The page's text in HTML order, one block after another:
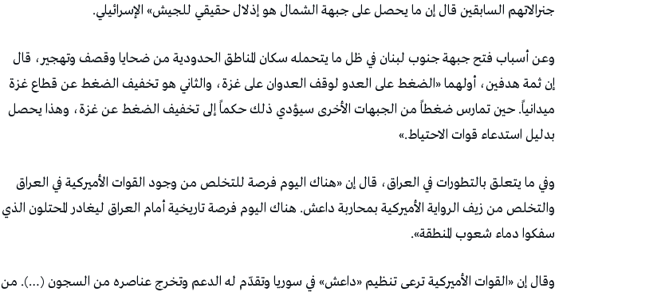
جنرالاتهم السابقين قال إن ما يحصل على جبهة الشمال هو إذلال حقيقي للجيش» الإسرائيلي.
وعن أسباب فتح جبهة جنوب لبنان في ظل ما يتحمله سكان المناطق الحدودية من ضحايا وقصف وتهجير، قال
إن ثمة هدفين، أولهما «الضغط على العدو لوقف العدوان على غزة، والثاني هو تخفيف الضغط عن قطاع غزة
ميدانياً. حين تمارس ضغطاً من الجبهات الأخرى سيؤدي ذلك حكماً إلى تخفيف الضغط عن غزة، وهذا يحصل
بدليل استدعاء قوات الاحتياط.»
وفي ما يتعلق بالتطورات في العراق، قال إن «هناك اليوم فرصة للتخلص من وجود القوات الأميركية في العراق
والتخلص من زيف الرواية الأميركية بمحاربة داعش. هناك اليوم فرصة تاريخية أمام العراق ليغادر المحتلون الذي
سفكوا دماء شعوب المنطقة».
وقال إن «القوات الأميركية ترعى تنظيم «داعش» في سوريا وتقدّم له الدعم وتخرج عناصره من السجون (…). من